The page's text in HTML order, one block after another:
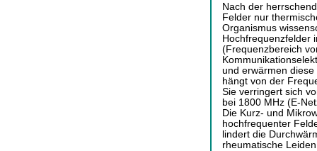
Nach der
Felder nur
Organismus
Hochfrequenzfelder
(Frequenzbereich
und erwärmen
hängt von der
Sie verringert sich
bei 1800 MHz (E-
Die Kurz- und
hochfrequenter
lindert die
rheumatische